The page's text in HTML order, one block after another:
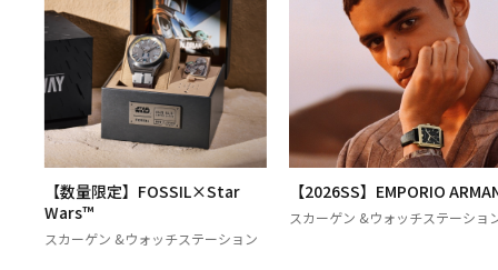
【数量限定】FOSSIL×Star
Wars™
スカーゲン &ウォッチステーション
【2026SS】EMPORIO ARMANI
スカーゲン &ウォッチステーション